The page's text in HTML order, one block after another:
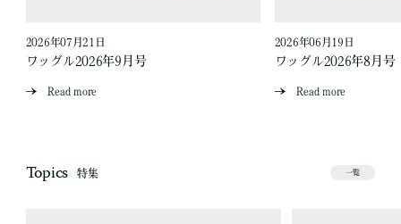
2026年07月21日
ワッグル2026年9月号
Read more
2026年06月19日
ワッグル2026年8月号
Read more
Topics 特集 一覧